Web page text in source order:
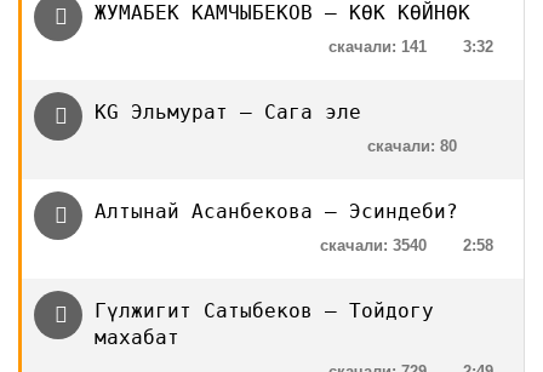
ЖУМАБЕК КАМЧЫБЕКОВ — КӨК КӨЙНӨК
3:32
скачали: 141
KG Эльмурат — Сага эле
скачали: 80
Алтынай Асанбекова — Эсиндеби?
2:58
скачали: 3540
Гүлжигит Сатыбеков — Тойдогу
махабат